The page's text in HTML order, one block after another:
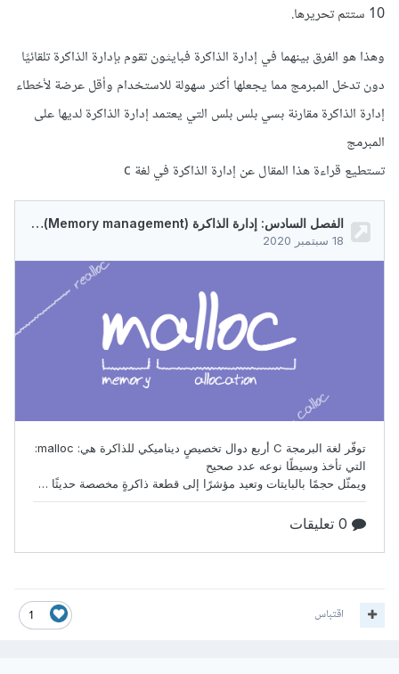
10 ستتم تحريرها.
وهذا هو الفرق بينهما في إدارة الذاكرة فبايثون تقوم بإدارة الذاكرة تلقائيًا
دون تدخل المبرمج مما يجعلها أكثر سهولة للاستخدام وأقل عرضة لأخطاء
إدارة الذاكرة مقارنة بسي بلس بلس التي يعتمد إدارة الذاكرة لديها على
المبرمج
تستطيع قراءة هذا المقال عن إدارة الذاكرة في لغة c
1 اقتباس